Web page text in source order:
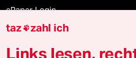
ePaper Login
Downloads für Abonnierende
taz zahl ich
Links lesen,